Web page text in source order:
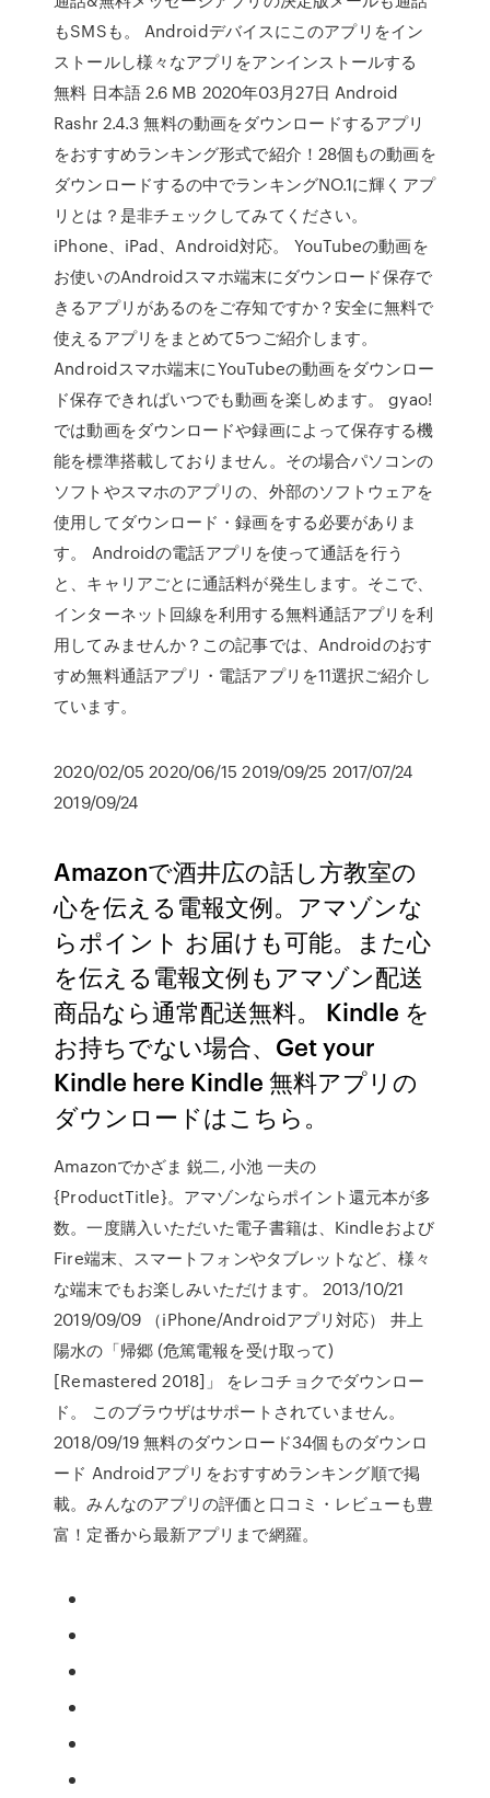
もSMSも。 Androidデバイスにこのアプリをイン
ストールし様々なアプリをアンインストールする
無料 日本語 2.6 MB 2020年03月27日 Android
Rashr 2.4.3 無料の動画をダウンロードするアプリ
をおすすめランキング形式で紹介！28個もの動画を
ダウンロードするの中でランキングNO.1に輝くアプ
リとは？是非チェックしてみてください。
iPhone、iPad、Android対応。 YouTubeの動画を
お使いのAndroidスマホ端末にダウンロード保存で
きるアプリがあるのをご存知ですか？安全に無料で
使えるアプリをまとめて5つご紹介します。
Androidスマホ端末にYouTubeの動画をダウンロー
ド保存できればいつでも動画を楽しめます。 gyao!
では動画をダウンロードや録画によって保存する機
能を標準搭載しておりません。その場合パソコンの
ソフトやスマホのアプリの、外部のソフトウェアを
使用してダウンロード・録画をする必要がありま
す。 Androidの電話アプリを使って通話を行う
と、キャリアごとに通話料が発生します。そこで、
インターネット回線を利用する無料通話アプリを利
用してみませんか？この記事では、Androidのおす
すめ無料通話アプリ・電話アプリを11選択ご紹介し
ています。
2020/02/05 2020/06/15 2019/09/25 2017/07/24
2019/09/24
Amazonで酒井広の話し方教室の
心を伝える電報文例。アマゾンな
らポイント お届けも可能。また心
を伝える電報文例もアマゾン配送
商品なら通常配送無料。 Kindle を
お持ちでない場合、Get your
Kindle here Kindle 無料アプリの
ダウンロードはこちら。
Amazonでかざま 鋭二, 小池 一夫の
{ProductTitle}。アマゾンならポイント還元本が多
数。一度購入いただいた電子書籍は、Kindleおよび
Fire端末、スマートフォンやタブレットなど、様々
な端末でもお楽しみいただけます。 2013/10/21
2019/09/09 （iPhone/Androidアプリ対応） 井上
陽水の「帰郷 (危篤電報を受け取って)
[Remastered 2018]」 をレコチョクでダウンロー
ド。 このブラウザはサポートされていません。
2018/09/19 無料のダウンロード34個ものダウンロ
ード Androidアプリをおすすめランキング順で掲
載。みんなのアプリの評価と口コミ・レビューも豊
富！定番から最新アプリまで網羅。